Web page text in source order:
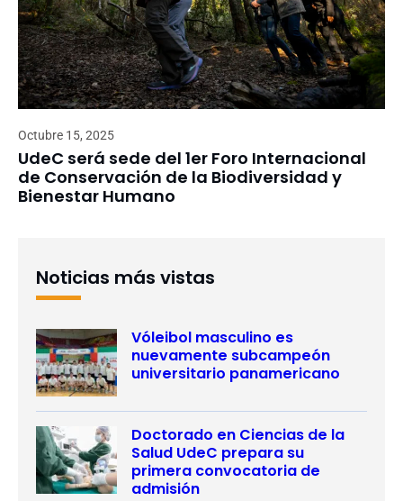
Octubre 15, 2025
UdeC será sede del 1er Foro Internacional
de Conservación de la Biodiversidad y
Bienestar Humano
Noticias más vistas
Vóleibol masculino es
nuevamente subcampeón
universitario panamericano
Doctorado en Ciencias de la
Salud UdeC prepara su
primera convocatoria de
admisión